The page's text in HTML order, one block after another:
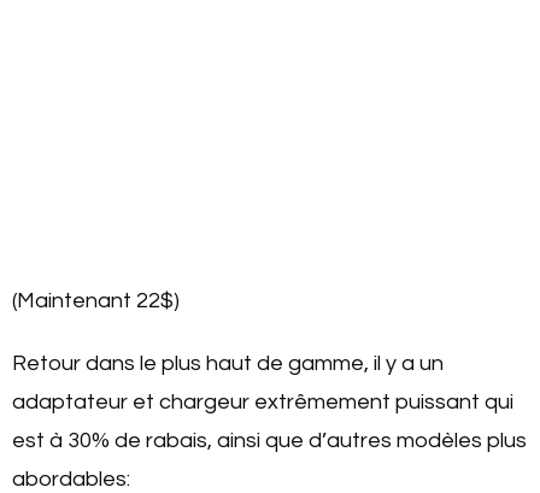
(Maintenant 22$)
Retour dans le plus haut de gamme, il y a un
adaptateur et chargeur extrêmement puissant qui
est à 30% de rabais, ainsi que d’autres modèles plus
abordables: